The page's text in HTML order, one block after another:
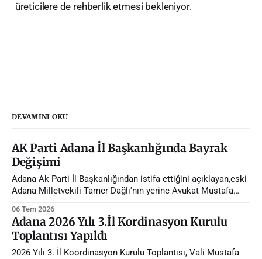
üreticilere de rehberlik etmesi bekleniyor.
DEVAMINI OKU
AK Parti Adana İl Başkanlığında Bayrak
Değişimi
Adana Ak Parti İl Başkanlığından istifa ettiğini açıklayan,eski
Adana Milletvekili Tamer Dağlı'nın yerine Avukat Mustafa
06 Tem 2026
Adana 2026 Yılı 3.İl Kordinasyon Kurulu
Toplantısı Yapıldı
2026 Yılı 3. İl Koordinasyon Kurulu Toplantısı, Vali Mustafa